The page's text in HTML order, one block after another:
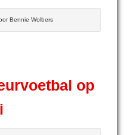
Bennie Wolbers
op